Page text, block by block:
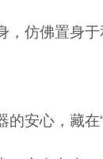
，仿佛置身
的安心，藏在